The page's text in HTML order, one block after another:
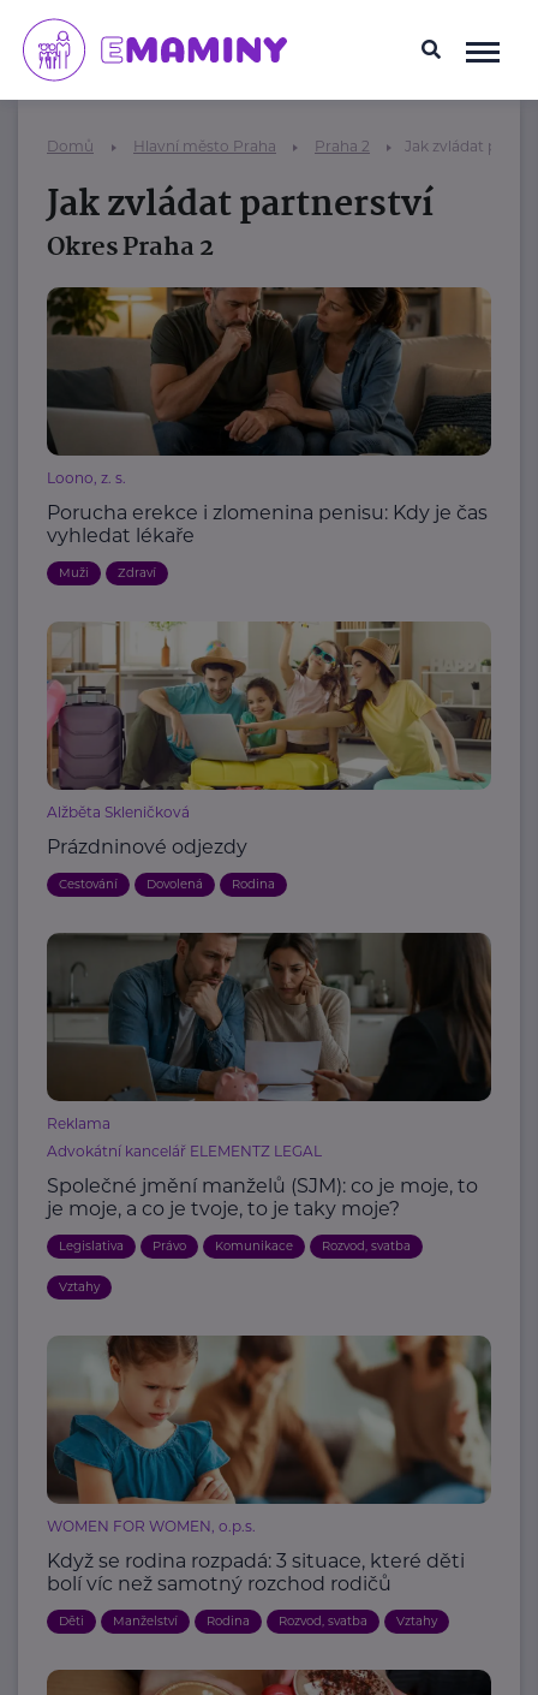
Domů Hlavní město Praha Praha 2 Jak zvládat
Jak zvládat partnerství
Okres Praha 2
Loono, z. s.
Porucha erekce i zlomenina penisu: Kdy je čas
vyhledat lékaře
Muži Zdraví
Alžběta Skleničková
Prázdninové odjezdy
Cestování Dovolená Rodina
Reklama
Advokátní kancelář ELEMENTZ LEGAL
Společné jmění manželů (SJM): co je moje, to
je moje, a co je tvoje, to je taky moje?
Legislativa Právo Komunikace Rozvod, svatba
Vztahy
WOMEN FOR WOMEN, o.p.s.
Když se rodina rozpadá: 3 situace, které děti
bolí víc než samotný rozchod rodičů
Děti Manželství Rodina Rozvod, svatba Vztahy